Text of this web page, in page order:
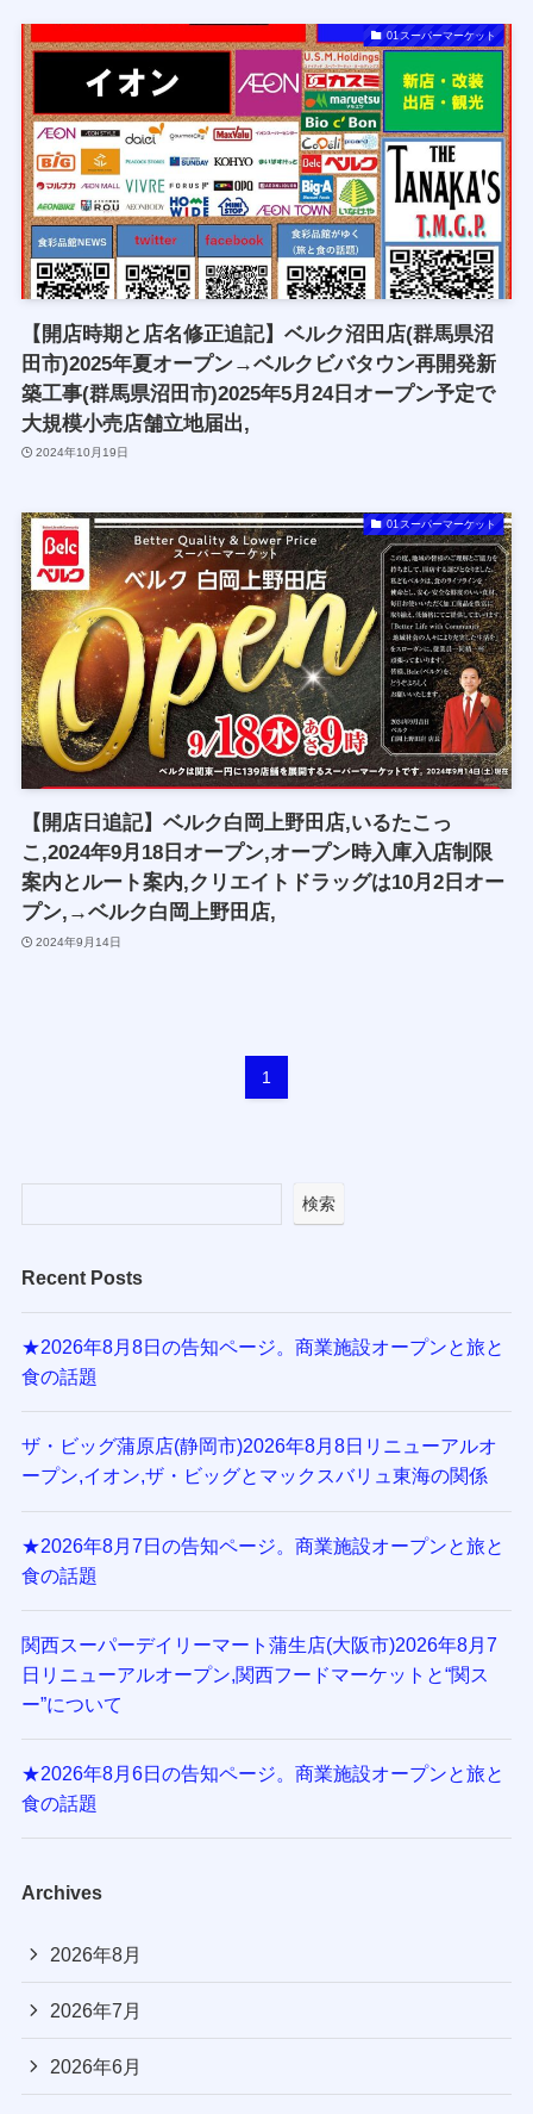
01スーパーマーケット
【開店時期と店名修正追記】ベルク沼田店(群馬県沼
田市)2025年夏オープン→ベルクビバタウン再開発新
築工事(群馬県沼田市)2025年5月24日オープン予定で
大規模小売店舗立地届出,
2024年10月19日
01スーパーマーケット
【開店日追記】ベルク白岡上野田店,いるたこっ
こ,2024年9月18日オープン,オープン時入庫入店制限
案内とルート案内,クリエイトドラッグは10月2日オー
プン,→ベルク白岡上野田店,
2024年9月14日
1
検索
Recent Posts
★2026年8月8日の告知ページ。商業施設オープンと旅と
食の話題
ザ・ビッグ蒲原店(静岡市)2026年8月8日リニューアルオ
ープン,イオン,ザ・ビッグとマックスバリュ東海の関係
★2026年8月7日の告知ページ。商業施設オープンと旅と
食の話題
関西スーパーデイリーマート蒲生店(大阪市)2026年8月7
日リニューアルオープン,関西フードマーケットと“関ス
ー”について
★2026年8月6日の告知ページ。商業施設オープンと旅と
食の話題
Archives
2026年8月
2026年7月
2026年6月